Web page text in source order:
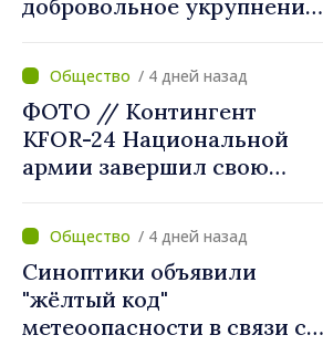
добровольное укрупнение.
приветствует смелые
решения местных властей:
«Вы поставили интересы
людей на первое место»
/ 4 дней назад
ФОТО // Контингент
KFOR-24 Национальной
армии завершил свою
/ 4 дней назад
Синоптики объявили
"жёлтый код"
метеоопасности в связи с